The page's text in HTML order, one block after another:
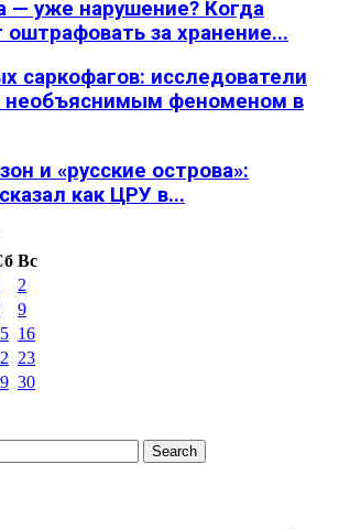
— уже нарушение? Когда
оштрафовать за хранение...
саркофагов: исследователи
необъяснимым феноменом в
и «русские острова»:
как ЦРУ в...
Вс
2
9
16
23
30
Search